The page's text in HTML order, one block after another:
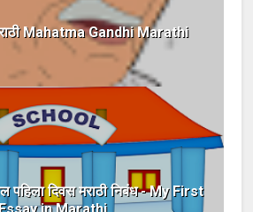
मराठी Mahatma Gandhi Marathi
पहिला दिवस मराठी निबंध - My First